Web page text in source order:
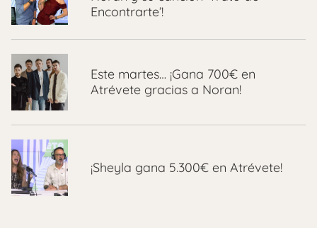
Encontrarte’!
Este martes… ¡Gana 700€ en
Atrévete gracias a Noran!
¡Sheyla gana 5.300€ en Atrévete!